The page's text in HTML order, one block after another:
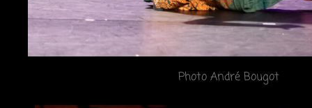
Photo André Bougot